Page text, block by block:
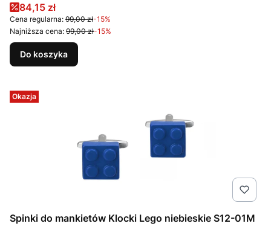
Cena promocyjna
84,15 zł
Cena regularna: 99,00 zł-15%
Najniższa cena: 99,00 zł-15%
Do koszyka
Okazja
Spinki do mankietów Klocki Lego niebieskie S12-01M